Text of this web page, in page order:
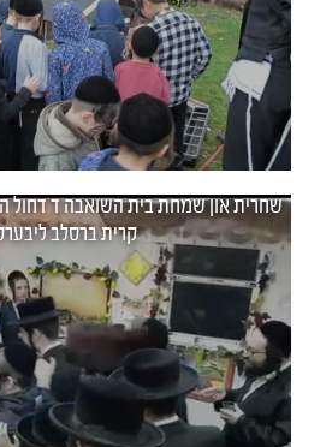
שחרית און שמחת בית השואבה ד דחול
קרית ברסלב